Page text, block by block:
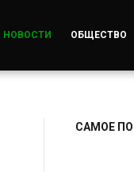
НОВОСТИ ОБЩЕСТВО
САМОЕ